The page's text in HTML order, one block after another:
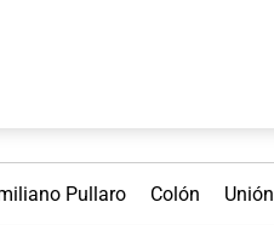
Pullaro Colón Unión